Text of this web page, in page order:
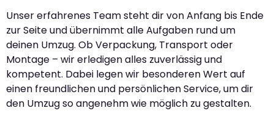
Unser erfahrenes Team steht dir von Anfang bis Ende
zur Seite und übernimmt alle Aufgaben rund um
deinen Umzug. Ob Verpackung, Transport oder
Montage – wir erledigen alles zuverlässig und
kompetent. Dabei legen wir besonderen Wert auf
einen freundlichen und persönlichen Service, um dir
den Umzug so angenehm wie möglich zu gestalten.